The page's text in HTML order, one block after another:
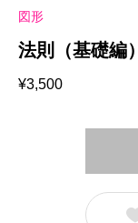
図形
法則（基礎編）
¥3,500